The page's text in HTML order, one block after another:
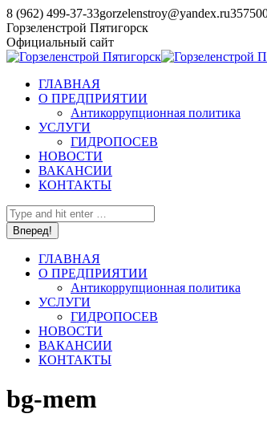
Перейти
к
содержанию
8 (962) 499-37-33gorzelenstroy@yandex.ru
YouTube
page
opens
new
window
Горзеленстрой Пятигорск
Официальный сайт
ГЛАВНАЯ
О ПРЕДПРИЯТИИ
Антикоррупционная политика
УСЛУГИ
ГИДРОПОСЕВ
НОВОСТИ
ВАКАНСИИ
КОНТАКТЫ
Поиск:
ГЛАВНАЯ
О ПРЕДПРИЯТИИ
Антикоррупционная политика
УСЛУГИ
ГИДРОПОСЕВ
НОВОСТИ
ВАКАНСИИ
КОНТАКТЫ
bg-mem